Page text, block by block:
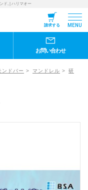
ド, | ハリマオー
請求する MENU
お問い合わせ
ンドバー マンドレル
研